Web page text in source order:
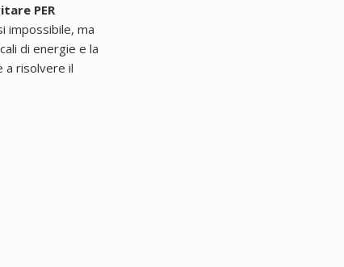
PER
impossibile, ma
di energie e la
a risolvere il